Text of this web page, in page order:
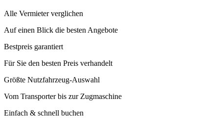
Alle Vermieter verglichen
Auf einen Blick die besten Angebote
Bestpreis garantiert
Für Sie den besten Preis verhandelt
Größte Nutzfahrzeug-Auswahl
Vom Transporter bis zur Zugmaschine
Einfach & schnell buchen